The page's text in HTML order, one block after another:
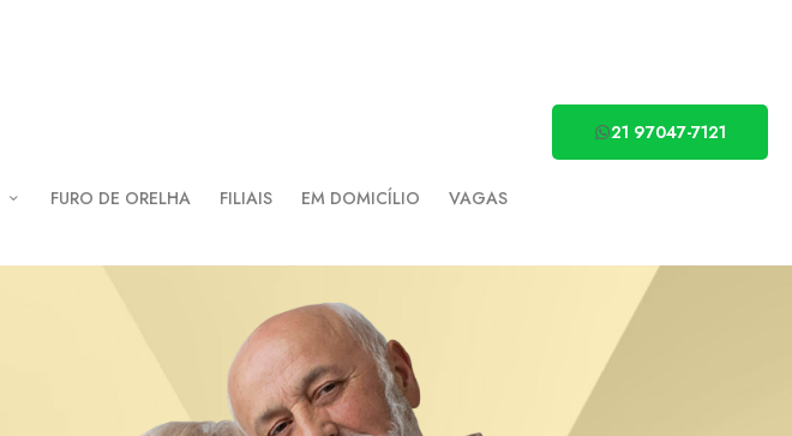
FURO DE ORELHA FILIAIS EM DOMICÍLIO VAGAS
21 97047-7121